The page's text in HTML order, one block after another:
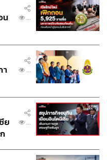
น
...
า
...
ย
...